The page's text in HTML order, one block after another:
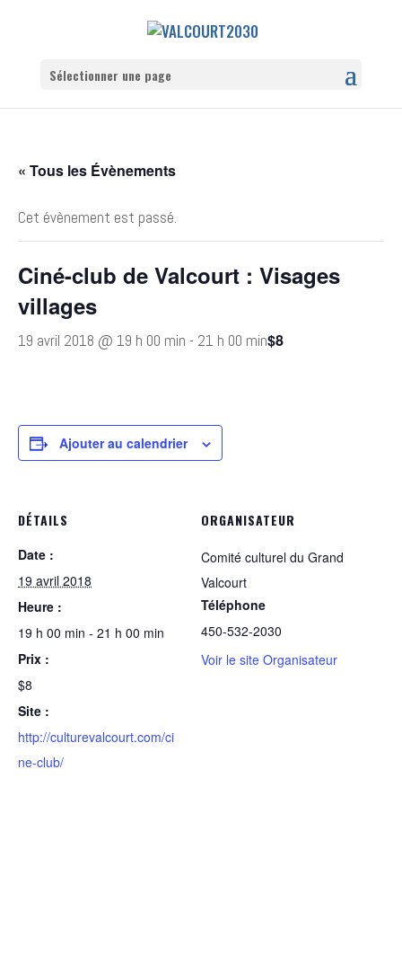
Sélectionner une page
« Tous les Évènements
Cet évènement est passé.
Ciné-club de Valcourt : Visages
villages
19 avril 2018 @ 19 h 00 min - 21 h 00 min$8
Ajouter au calendrier
DÉTAILS
Date :
19 avril 2018
Heure :
19 h 00 min - 21 h 00 min
Prix :
$8
Site :
http://culturevalcourt.com/ci
ne-club/
ORGANISATEUR
Comité culturel du Grand
Valcourt
Téléphone
450-532-2030
Voir le site Organisateur